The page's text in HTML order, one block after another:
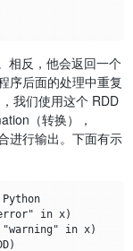
反，他会返回一个
序后面的处理中重复
我们使用这个 RDD
（转换），
进行输出。下面有示
in x)
"warning" in x)